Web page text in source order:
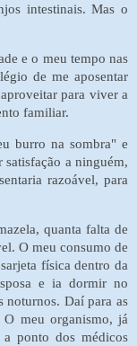
intestinais. Mas o
e o meu tempo nas
de me aposentar
para viver a
familiar.
burro na sombra" e
satisfação a ninguém,
razoável, para
quanta falta de
O meu consumo de
física dentro da
e ia dormir no
noturnos. Daí para as
O meu organismo, já
ponto dos médicos